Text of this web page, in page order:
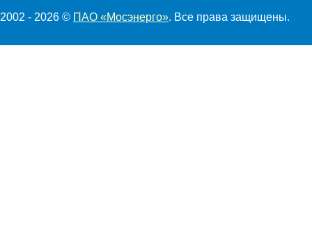
2002 - 2026 © ПАО «Мосэнерго». Все права защищены.